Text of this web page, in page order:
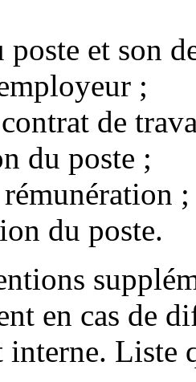
et son
;
de
du poste ;
;
du poste.
en cas de
interne.